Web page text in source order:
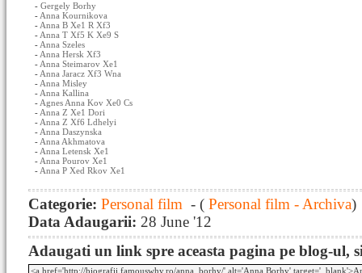
- Gergely Borhy
- Anna Kournikova
- Anna B Xe1 R Xf3
- Anna T Xf5 K Xe9 S
- Anna Szeles
- Anna Hersk Xf3
- Anna Steimarov Xe1
- Anna Jaracz Xf3 Wna
- Anna Misley
- Anna Kallina
- Agnes Anna Kov Xe0 Cs
- Anna Z Xe1 Dori
- Anna Z Xf6 Ldhelyi
- Anna Daszynska
- Anna Akhmatova
- Anna Letensk Xe1
- Anna Pourov Xe1
- Anna P Xed Rkov Xe1
Categorie: Personal film - ( Personal film - Archiva)
Data Adaugarii: 28 June '12
Adaugati un link spre aceasta pagina pe blog-ul,